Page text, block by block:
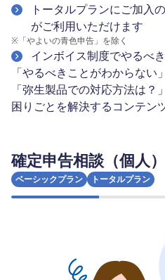
トータルプランにご加入
がご利用いただけます
※ 「やよいの青色申告」を除く
インボイス制度でやるべ
「やるべきことがわからない
「弥生製品での対応方法は
困りごとを解決するコンテン
確定申告相談（個人）
ベーシックプラン トータルプラン